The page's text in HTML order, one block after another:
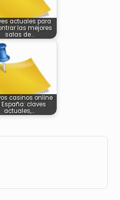
actuales para
las mejores
salas de…
casinos online
España: claves
actuales,…